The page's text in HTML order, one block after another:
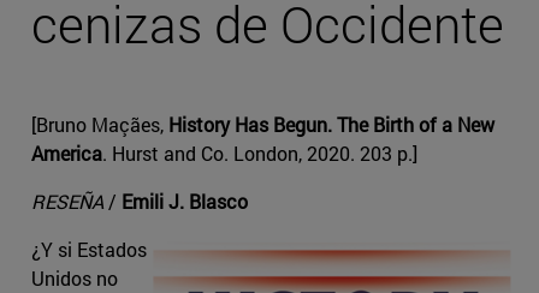
cenizas de Occidente
[Bruno Maçães, History Has Begun. The Birth of a New
America. Hurst and Co. London, 2020. 203 p.]
RESEÑA / Emili J. Blasco
¿Y si Estados
Unidos no